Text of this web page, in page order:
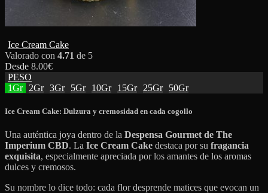
Ice Cream Cake
Valorado con 4.71 de 5
Desde 8.00€
PESO
1Gr
2Gr 3Gr 5Gr 10Gr 15Gr 25Gr 50Gr
Ice Cream Cake: Dulzura y cremosidad en cada cogollo
Una auténtica joya dentro de la Despensa Gourmet de The
Imperium CBD. La Ice Cream Cake destaca por su fragancia
exquisita, especialmente apreciada por los amantes de los aromas
dulces y cremosos.
Su nombre lo dice todo: cada flor desprende matices que evocan un